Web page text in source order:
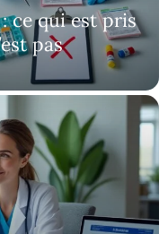
ce qui est pris
pas